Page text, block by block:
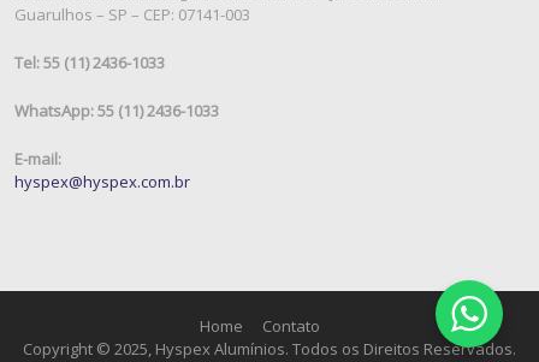
Guarulhos – SP – CEP: 07141-003
Tel: 55 (11) 2436-1033
WhatsApp: 55 (11) 2436-1033
E-mail:
hyspex@hyspex.com.br
Home
Contato
Copyright © 2025, Hyspex Alumínios. Todos os Direitos Reservados.